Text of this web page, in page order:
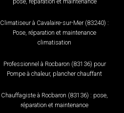
Climatiseur à Cavalaire-sur-Mer (83240) :
Pose, réparation et maintenance
climatisation
Professionnel à Rocbaron (83136) pour
Pompe à chaleur, plancher chauffant
Chauffagiste à Rocbaron (83136) : pose,
réparation et maintenance